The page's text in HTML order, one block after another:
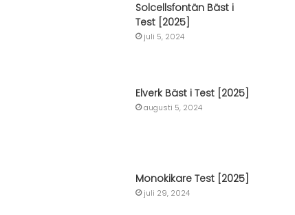
Solcellsfontän Bäst i
Test [2025]
juli 5, 2024
Elverk Bäst i Test [2025]
augusti 5, 2024
Monokikare Test [2025]
juli 29, 2024